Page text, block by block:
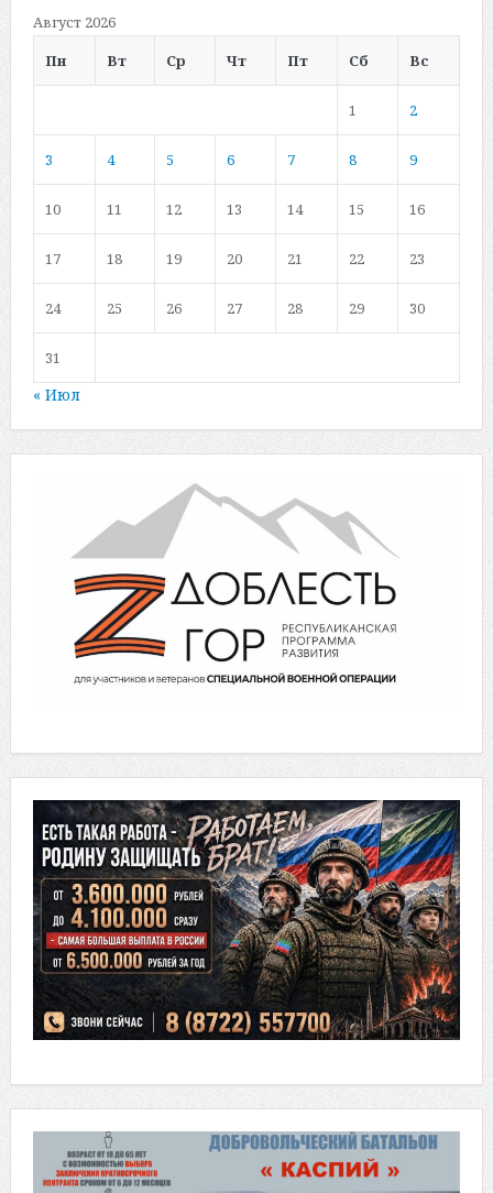
Август 2026
Пн
Вт Ср Чт Пт Сб Вс
1 2
3 4 5 6 7 8 9
10 11 12 13 14 15 16
17 18 19 20 21 22 23
24 25 26 27 28 29 30
31
« Июл